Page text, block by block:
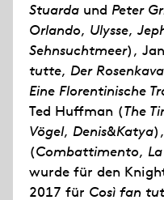
Stuarda und Peter
Orlando, Ulysse,
Sehnsuchtmeer),
tutte, Der
Eine Florentinische
Ted Huffman (The
Vögel, Denis&Katya
(Combattimento,
wurde für den
2017 für Così fan